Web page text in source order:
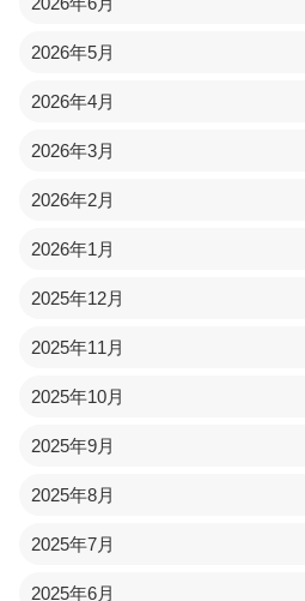
2026年5月
2026年4月
2026年3月
2026年2月
2026年1月
2025年12月
2025年11月
2025年10月
2025年9月
2025年8月
2025年7月
2025年6月